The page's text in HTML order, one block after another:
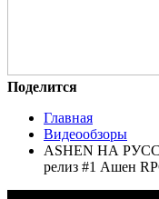
Поделится
Главная
Видеообзоры
ASHEN НА
релиз #1 Ашен